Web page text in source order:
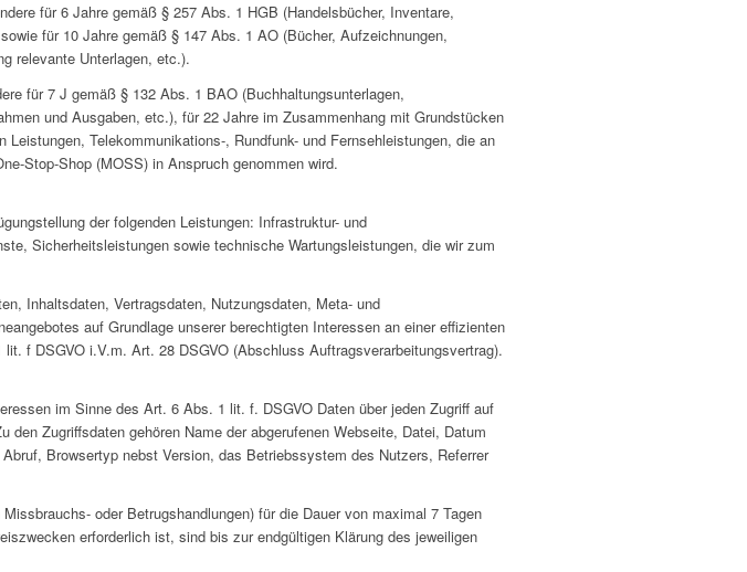
für 6 Jahre gemäß § 257 Abs. 1 HGB (Handelsbücher, Inventare,
für 10 Jahre gemäß § 147 Abs. 1 AO (Bücher, Aufzeichnungen,
relevante Unterlagen, etc.).
für 7 J gemäß § 132 Abs. 1 BAO (Buchhaltungsunterlagen,
und Ausgaben, etc.), für 22 Jahre im Zusammenhang mit Grundstücken
Telekommunikations-, Rundfunk- und Fernsehleistungen, die an
Stop-Shop (MOSS) in Anspruch genommen wird.
der folgenden Leistungen: Infrastruktur- und
Sicherheitsleistungen sowie technische Wartungsleistungen, die wir zum
Inhaltsdaten, Vertragsdaten, Nutzungsdaten, Meta- und
auf Grundlage unserer berechtigten Interessen an einer effizienten
f DSGVO i.V.m. Art. 28 DSGVO (Abschluss Auftragsverarbeitungsvertrag).
im Sinne des Art. 6 Abs. 1 lit. f. DSGVO Daten über jeden Zugriff auf
Zugriffsdaten gehören Name der abgerufenen Webseite, Datei, Datum
Browsertyp nebst Version, das Betriebssystem des Nutzers, Referrer
oder Betrugshandlungen) für die Dauer von maximal 7 Tagen
erforderlich ist, sind bis zur endgültigen Klärung des jeweiligen